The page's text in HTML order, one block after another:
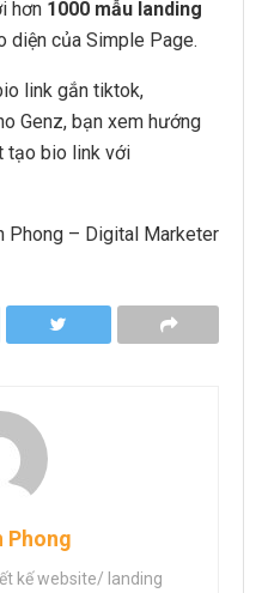
hơn 1000 mẫu landing
diện của Simple Page.
link gắn tiktok,
Genz, bạn xem hướng
tạo bio link với
Phong – Digital Marketer
Phong
kế website/ landing